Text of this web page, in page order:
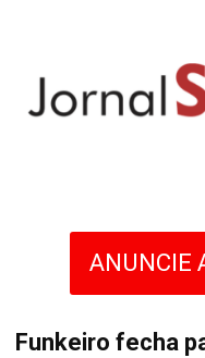
ANUNCIE
Funkeiro fecha